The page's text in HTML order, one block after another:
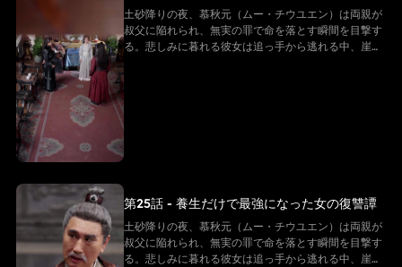
土砂降りの夜、慕秋元（ムー・チウユエン）は両親が
叔父に陥れられ、無実の罪で命を落とす瞬間を目撃す
る。悲しみに暮れる彼女は追っ手から逃れる中、崖か
ら転落してしまう。だが、彼女は「白尊者」と呼ばれ
る隠遁の仙に救われる。復讐を誓う慕秋元は修行を懇
願するが、白尊者が授けたのは「ただの養生法」。
最上級の秘法。そして慕秋元の身体は、万年に一度の
「先天仙体」だった。
第25話 - 養生だけで最強になった女の復讐譚
土砂降りの夜、慕秋元（ムー・チウユエン）は両親が
叔父に陥れられ、無実の罪で命を落とす瞬間を目撃す
る。悲しみに暮れる彼女は追っ手から逃れる中、崖か